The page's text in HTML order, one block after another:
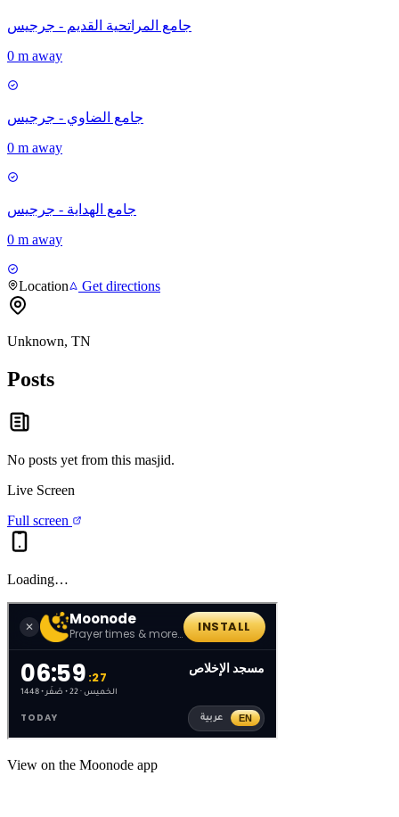
جامع المراتحية القديم - جرجيس
0 m away
جامع الضاوي - جرجيس
0 m away
جامع الهداية - جرجيس
0 m away
Location Get directions
Unknown, TN
Posts
No posts yet from this masjid.
Live Screen
Full screen
Loading…
View on the Moonode app